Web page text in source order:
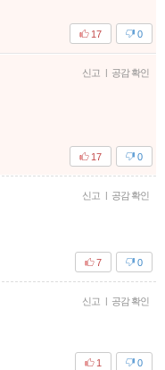
0
17
신고 | 공감 확인
0
17
신고 | 공감 확인
0
7
신고 | 공감 확인
0
1